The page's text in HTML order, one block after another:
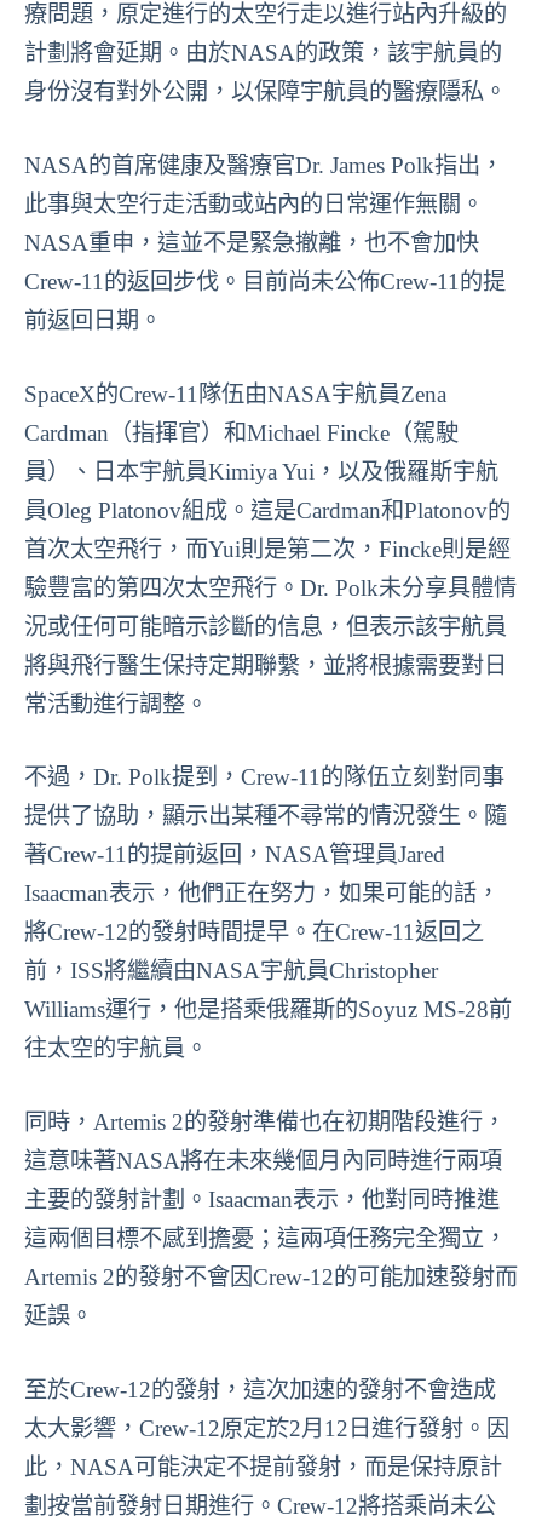
療問題，原定進行的太空行走以進行站內升級的
計劃將會延期。由於NASA的政策，該宇航員的
身份沒有對外公開，以保障宇航員的醫療隱私。
NASA的首席健康及醫療官Dr. James Polk指出，
此事與太空行走活動或站內的日常運作無關。
NASA重申，這並不是緊急撤離，也不會加快
Crew-11的返回步伐。目前尚未公佈Crew-11的提
前返回日期。
SpaceX的Crew-11隊伍由NASA宇航員Zena
Cardman（指揮官）和Michael Fincke（駕駛
員）、日本宇航員Kimiya Yui，以及俄羅斯宇航
員Oleg Platonov組成。這是Cardman和Platonov的
首次太空飛行，而Yui則是第二次，Fincke則是經
驗豐富的第四次太空飛行。Dr. Polk未分享具體情
況或任何可能暗示診斷的信息，但表示該宇航員
將與飛行醫生保持定期聯繫，並將根據需要對日
常活動進行調整。
不過，Dr. Polk提到，Crew-11的隊伍立刻對同事
提供了協助，顯示出某種不尋常的情況發生。隨
著Crew-11的提前返回，NASA管理員Jared
Isaacman表示，他們正在努力，如果可能的話，
將Crew-12的發射時間提早。在Crew-11返回之
前，ISS將繼續由NASA宇航員Christopher
Williams運行，他是搭乘俄羅斯的Soyuz MS-28前
往太空的宇航員。
同時，Artemis 2的發射準備也在初期階段進行，
這意味著NASA將在未來幾個月內同時進行兩項
主要的發射計劃。Isaacman表示，他對同時推進
這兩個目標不感到擔憂；這兩項任務完全獨立，
Artemis 2的發射不會因Crew-12的可能加速發射而
延誤。
至於Crew-12的發射，這次加速的發射不會造成
太大影響，Crew-12原定於2月12日進行發射。因
此，NASA可能決定不提前發射，而是保持原計
劃按當前發射日期進行。Crew-12將搭乘尚未公